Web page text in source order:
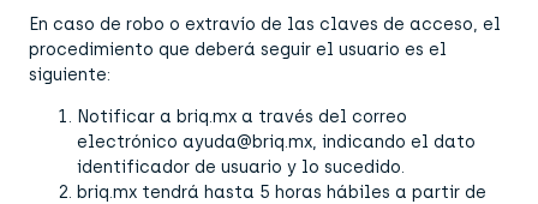
En caso de robo o extravío de las claves de acceso, el
procedimiento que deberá seguir el usuario es el
siguiente:
Notificar a briq.mx a través del correo
electrónico ayuda@briq.mx, indicando el dato
identificador de usuario y lo sucedido.
briq.mx tendrá hasta 5 horas hábiles a partir de